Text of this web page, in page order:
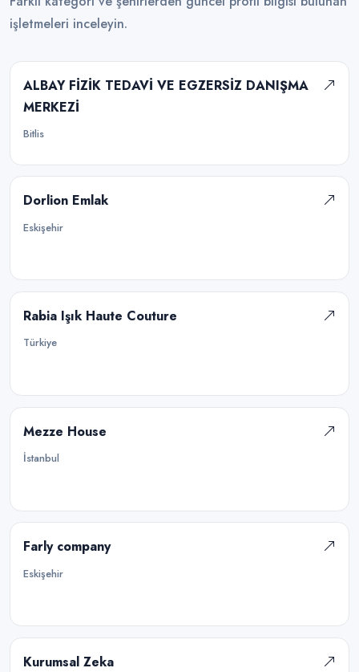
işletmeleri inceleyin.
ALBAY FİZİK TEDAVİ VE EGZERSİZ DANIŞMA
MERKEZİ
Bitlis
Dorlion Emlak
Eskişehir
Rabia Işık Haute Couture
Türkiye
Mezze House
İstanbul
Farly company
Eskişehir
Kurumsal Zeka